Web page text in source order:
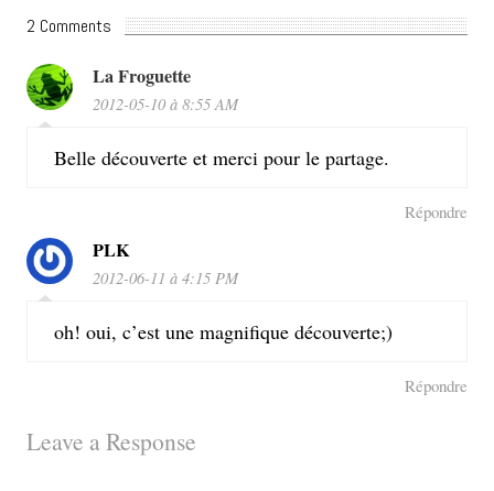
2 Comments
La Froguette
2012-05-10 à 8:55 AM
Belle découverte et merci pour le partage.
Répondre
PLK
2012-06-11 à 4:15 PM
oh! oui, c’est une magnifique découverte;)
Répondre
Leave a Response